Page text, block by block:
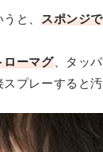
うと、スポンジ
ローマグ、タッ
プレーすると